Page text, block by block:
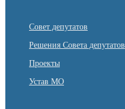
Совет депутатов
Решения Совета депутатов
Проекты
Устав МО